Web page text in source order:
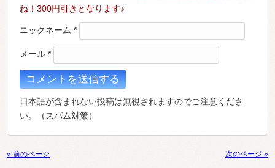
ね！300円引きとなります♪
ニックネーム*
メール*
日本語が含まれない投稿は無視されますのでご注意くださ
い。（スパム対策）
« 前のページ 次のページ »